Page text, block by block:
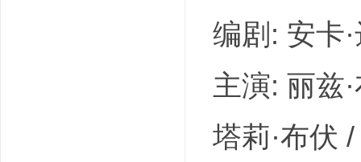
编剧: 安卡
主演: 丽兹
塔莉·布伏